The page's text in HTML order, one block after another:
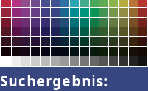
Suchergebnis: